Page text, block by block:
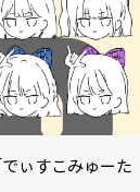
ぃすこみゅーた